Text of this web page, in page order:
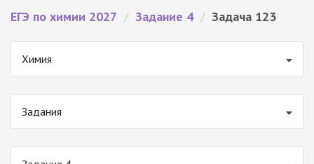
ЕГЭ по химии 2027 / Задание 4 / Задача 123
Химия
Задания